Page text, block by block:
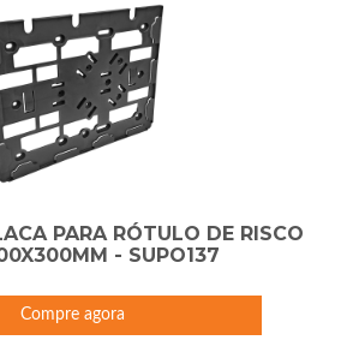
PARA RÓTULO DE RISCO
- SUPO137
Compre agora